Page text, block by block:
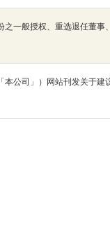
之一般授权、重选退任董
本公司」）网站刊发关于